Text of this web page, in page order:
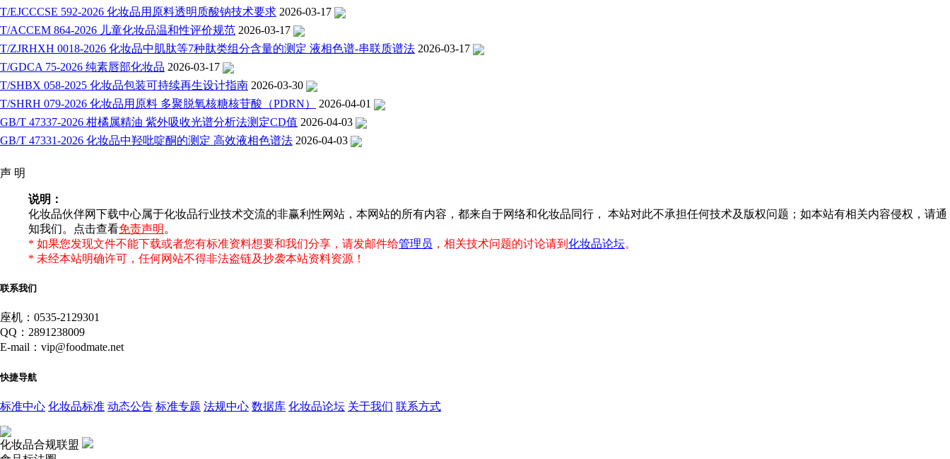
T/EJCCCSE 592-2026 化妆品用原料透明质酸钠技术要求 2026-03-17
T/ACCEM 864-2026 儿童化妆品温和性评价规范 2026-03-17
T/ZJRHXH 0018-2026 化妆品中肌肽等7种肽类组分含量的测定 液相色谱-串联质谱法 2026-03-17
T/GDCA 75-2026 纯素唇部化妆品 2026-03-17
T/SHBX 058-2025 化妆品包装可持续再生设计指南 2026-03-30
T/SHRH 079-2026 化妆品用原料 多聚脱氧核糖核苷酸（PDRN）
2026-04-01
GB/T 47337-2026 柑橘属精油 紫外吸收光谱分析法测定CD值 2026-04-03
GB/T 47331-2026 化妆品中羟吡啶酮的测定 高效液相色谱法 2026-04-03
声 明
说明：
化妆品伙伴网下载中心属于化妆品行业技术交流的非赢利性网站，本网站的所有内容，都来自于网络和化妆品同行， 本站对此不承担任何技术及版权问题；如本站有相关内容侵权，请通
知我们。点击查看免责声明 。
* 如果您发现文件不能下载或者您有标准资料想要和我们分享，请发邮件给管理员 ，相关技术问题的讨论请到 化妆品论坛。
* 未经本站明确许可，任何网站不得非法盗链及抄袭本站资料资源！
联系我们
座机：0535-2129301
QQ：2891238009
E-mail：vip@foodmate.net
快捷导航
标准中心 化妆品标准 动态公告 标准专题 法规中心 数据库 化妆品论坛 关于我们 联系方式
化妆品合规联盟